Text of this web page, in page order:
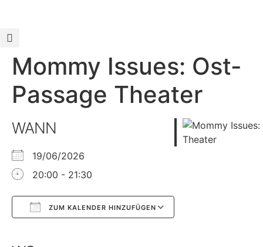
Mommy Issues: Ost-
Passage Theater
WANN
19/06/2026
20:00 - 21:30
ZUM KALENDER HINZUFÜGEN